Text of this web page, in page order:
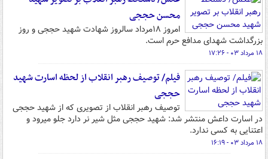
محسن حججی
امروز ۱۸مرداد سالروز شهادت شهید حججی و روز
بزرگداشت شهدای مدافع حرم است.
۱۸ مرداد ۰۳ - ۱۷:۲۶
فیلم/ توصیف رهبر انقلاب از لحظه اسارت شهید
حججی
توصیف رهبر انقلاب از تصویری که از شهید حججی
در اسارت داعش منتشر شد: شهید حججی مثل شیر نر دارد جلو میرود و
اعتنایی به کسی ندارد.
۱۸ مرداد ۰۳ - ۱۶:۱۹